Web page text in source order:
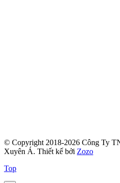
© Copyright 2018-2026 Công Ty
Xuyên Á. Thiết kế bởi Zozo
Top